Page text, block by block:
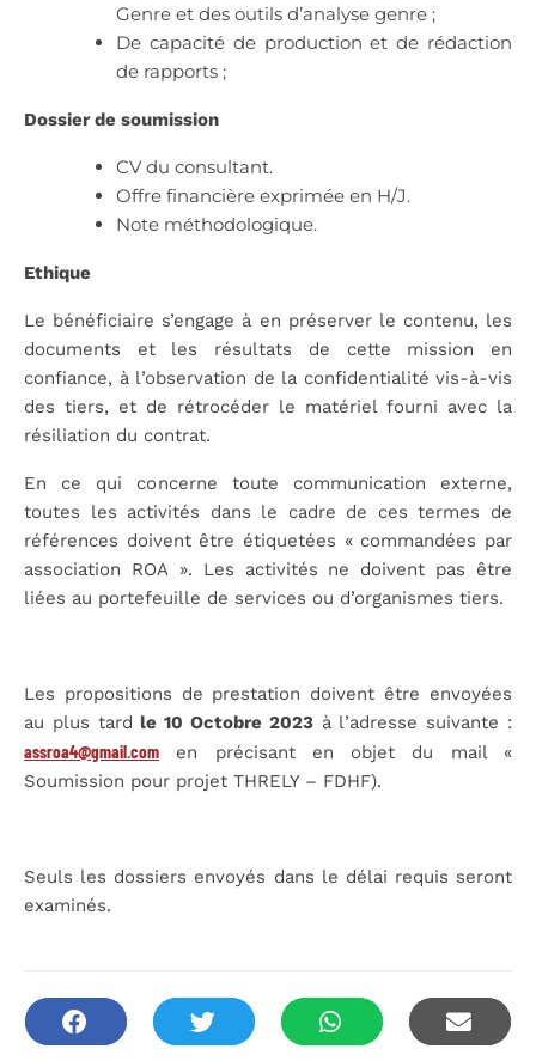
Genre et des outils d’analyse genre ;
De capacité de production et de rédaction
de rapports ;
Dossier de soumission
CV du consultant.
Offre financière exprimée en H/J.
Note méthodologique.
Ethique
Le bénéficiaire s’engage à en préserver le contenu, les
documents et les résultats de cette mission en
confiance, à l’observation de la confidentialité vis-à-vis
des tiers, et de rétrocéder le matériel fourni avec la
résiliation du contrat.
En ce qui concerne toute communication externe,
toutes les activités dans le cadre de ces termes de
références doivent être étiquetées « commandées par
association ROA ». Les activités ne doivent pas être
liées au portefeuille de services ou d’organismes tiers.
Les propositions de prestation doivent être envoyées
au plus tard le 10 Octobre 2023à l’adresse suivante :
assroa4@gmail.com en précisant en objet du mail «
Soumission pour projet THRELY – FDHF).
Seuls les dossiers envoyés dans le délai requis seront
examinés.